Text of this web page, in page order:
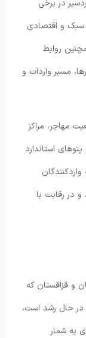
در برخی
سبک و اقتصادی
روابط
مسیر واردات و
مهاجر، مراکز
استاندارد
و در رقابت با
و قزاقستان که
در حال رشد است،
به شمار